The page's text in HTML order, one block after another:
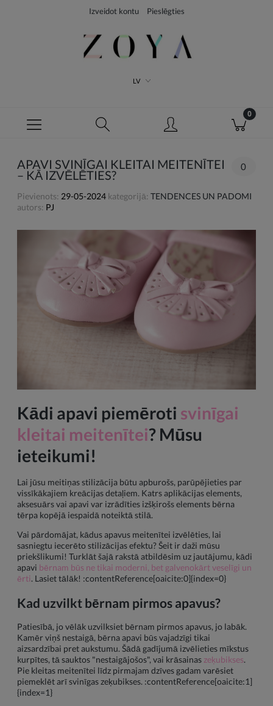
Izveidot kontu Pieslēgties
LV
APAVI SVINĪGAI KLEITAI MEITENĪTEI
– KĀ IZVĒLĒTIES?
0
Pievienots: 29-05-2024 kategorijā: TENDENCES UN PADOMI
autors: PJ
Kādi apavi piemēroti svinīgai
kleitai meitenītei? Mūsu
ieteikumi!
Lai jūsu meitiņas stilizācija būtu apburošs, parūpējieties par
vissīkākajiem kreācijas detaļiem. Katrs aplikācijas elements,
aksesuārs vai apavi var izrādīties izšķirošs elements bērna
tērpa kopējā iespaidā noteiktā stilā.
Vai pārdomājat, kādus apavus meitenītei izvēlēties, lai
sasniegtu iecerēto stilizācijas efektu? Šeit ir daži mūsu
priekšlikumi! Turklāt šajā rakstā atbildēsim uz jautājumu, kādi
apavi bērnam būs ne tikai moderni, bet galvenokārt veselīgi un
ērti. Lasiet tālāk! :contentReference[oaicite:0]{index=0}
Kad uzvilkt bērnam pirmos apavus?
Patiesībā, jo vēlāk uzvilksiet bērnam pirmos apavus, jo labāk.
Kamēr viņš nestaigā, bērna apavi būs vajadzīgi tikai
aizsardzībai pret aukstumu. Šādā gadījumā izvēlieties mīkstus
kurpītes, tā sauktos "nestaigājošos", vai krāsainas zeķubikses.
Pie kleitas meitenītei līdz pirmajam dzīves gadam varēsiet
piemeklēt arī svinīgas zeķubikses. :contentReference[oaicite:1]
{index=1}